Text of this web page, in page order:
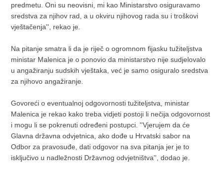
predmetu. Oni su neovisni, mi kao Ministarstvo osiguravamo
sredstva za njihov rad, a u okviru njihovog rada su i troškovi
vještačenja'', rekao je.
Na pitanje smatra li da je riječ o ogromnom fijasku tužiteljstva
ministar Malenica je o ponovio da ministarstvo nije sudjelovalo
u angažiranju sudskih vještaka, već je samo osiguralo sredstva
za njihovo angažiranje.
Govoreći o eventualnoj odgovornosti tužiteljstva, ministar
Malenica je rekao kako treba vidjeti postoji li nečija odgovornost
i mogu li se pokrenuti određeni postupci. ''Vjerujem da će
Glavna državna odvjetnica, ako dođe u Hrvatski sabor na
Odbor za pravosuđe, dati odgovor na sva pitanja jer je to
isključivo u nadležnosti Državnog odvjetništva'', dodao je.